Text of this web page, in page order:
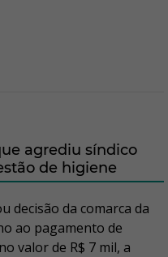
agrediu síndico
de higiene
decisão da comarca da
ao pagamento de
valor de R$ 7 mil, a